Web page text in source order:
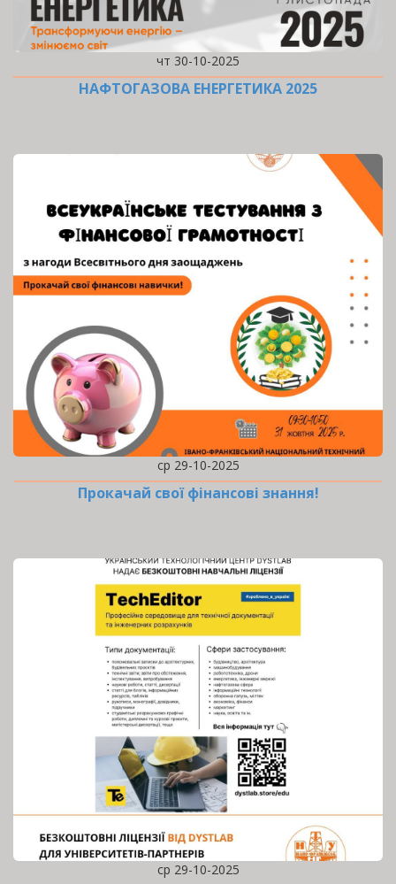
чт 30-10-2025
НАФТОГАЗОВА ЕНЕРГЕТИКА 2025
ср 29-10-2025
Прокачай свої фінансові знання!
ср 29-10-2025